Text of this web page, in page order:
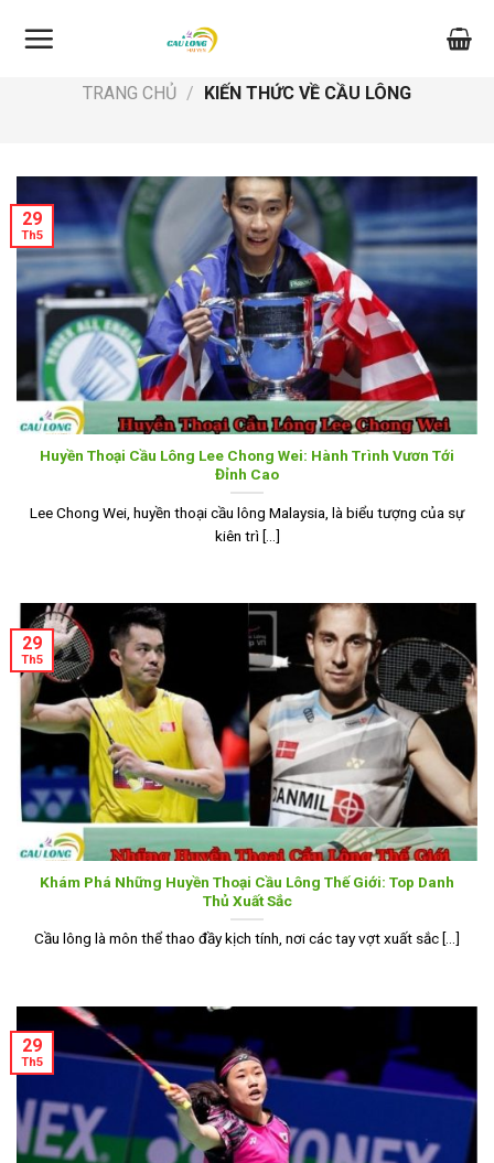
TRANG CHỦ / KIẾN THỨC VỀ CẦU LÔNG
Huyền Thoại Cầu Lông Lee Chong Wei: Hành Trình Vươn Tới
Đỉnh Cao
Lee Chong Wei, huyền thoại cầu lông Malaysia, là biểu tượng của sự
kiên trì [...]
29
Th5
Khám Phá Những Huyền Thoại Cầu Lông Thế Giới: Top Danh
Thủ Xuất Sắc
Cầu lông là môn thể thao đầy kịch tính, nơi các tay vợt xuất sắc [...]
29
Th5
29
Th5